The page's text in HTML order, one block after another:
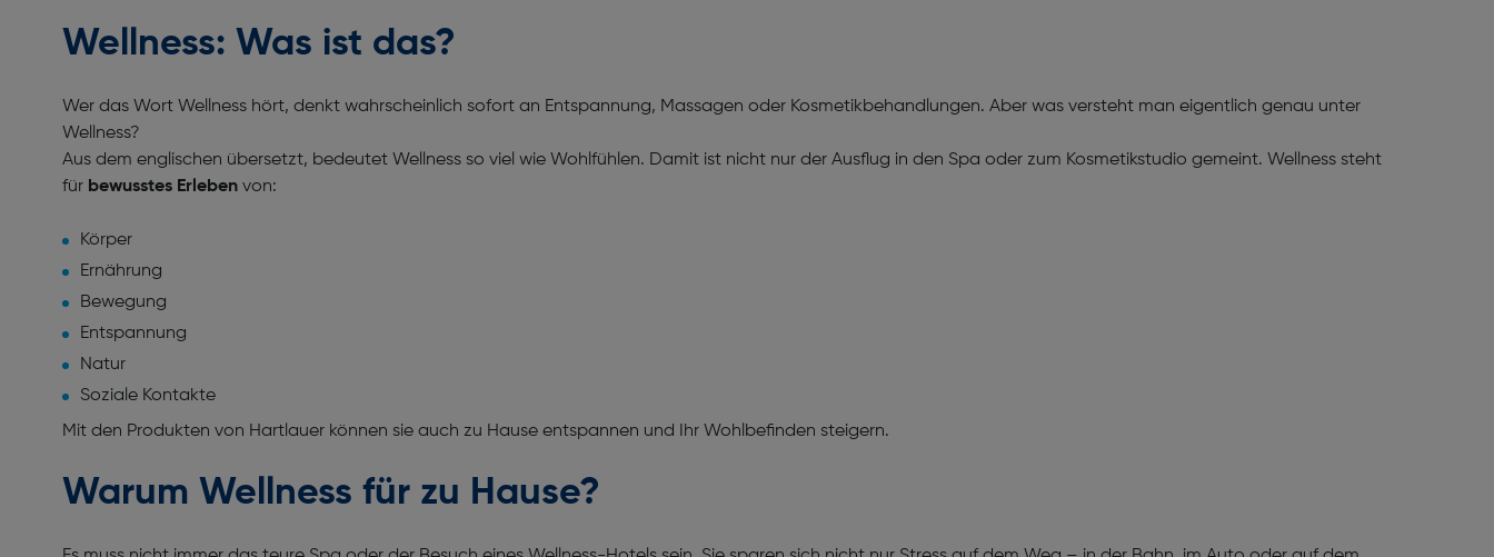
Wellness: Was ist das?
Wer das Wort Wellness hört, denkt wahrscheinlich sofort an Entspannung, Massagen oder Kosmetikbehandlungen. Aber was versteht man eigentlich genau unter
Wellness?
Aus dem englischen übersetzt, bedeutet Wellness so viel wie Wohlfühlen. Damit ist nicht nur der Ausflug in den Spa oder zum Kosmetikstudio gemeint. Wellness steht
für bewusstes Erleben von:
Körper
Ernährung
Bewegung
Entspannung
Natur
Soziale Kontakte
Mit den Produkten von Hartlauer können sie auch zu Hause entspannen und Ihr Wohlbefinden steigern.
Warum Wellness für zu Hause?